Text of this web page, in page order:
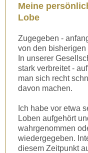
Meine
Lobe
Zugegeben -
von den bisherigen
In unserer
stark verbreitet -
man sich recht
davon machen.
Ich habe vor etwa
Loben aufgehört
wahrgenommen
wiedergegeben.
diesem Zeitpunkt